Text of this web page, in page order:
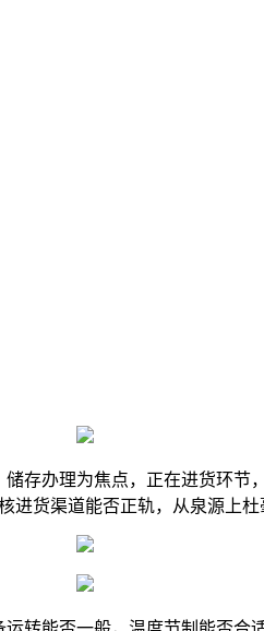
办理为焦点，正在进货环节
进货渠道能否正轨，从泉源上杜